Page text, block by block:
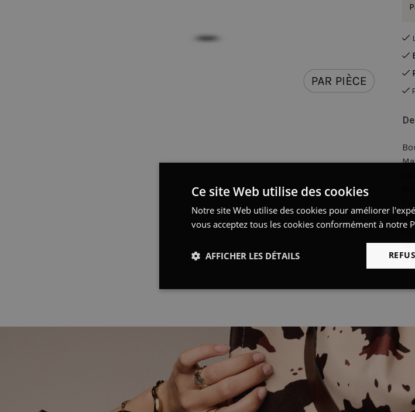
Ce site Web utilise des cookies
Notre site Web utilise des cookies pour améliorer
vous acceptez tous les cookies conformément à notre
AFFICHER LES DÉTAILS
Strictement
Performance Ciblage
Strictement nécessaires Performance Ciblage
Les cookies strictement nécessaires habilitent des fonctionnalités de